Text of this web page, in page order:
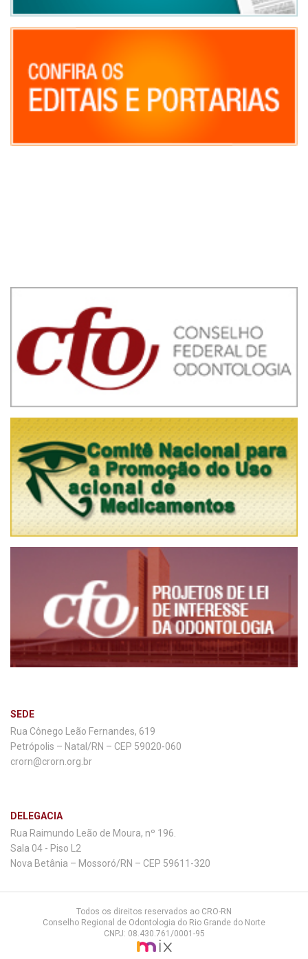
SEDE
Rua Cônego Leão Fernandes, 619
Petrópolis – Natal/RN – CEP 59020-060
crorn@crorn.org.br
DELEGACIA
Rua Raimundo Leão de Moura, nº 196.
Sala 04 - Piso L2
Nova Betânia – Mossoró/RN – CEP 59611-320
Todos os direitos reservados ao CRO-RN
Conselho Regional de Odontologia do Rio Grande do Norte
CNPJ: 08.430.761/0001-95